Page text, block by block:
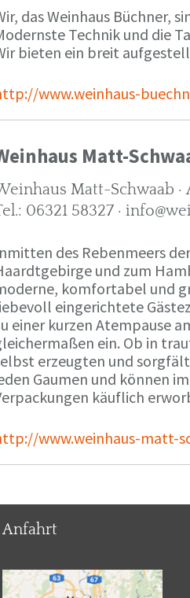
das Weinhaus Büchner,
Technik und die
bieten ein breit
www.weinhaus-
Matt-
Matt-Schwaab ·
06321 58327 ·
des Rebenmeers
und zum
komfortabel und
eingerichtete
einer kurzen Atempause
ein. Ob in
erzeugten und
Gaumen und können
käuflich
www.weinhaus-matt-
Anfahrt